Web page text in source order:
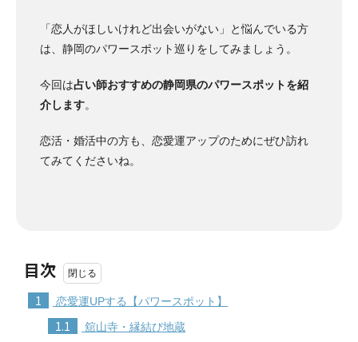
「恋人がほしいけれど出会いがない」と悩んでいる方
は、静岡のパワースポット巡りをしてみましょう。
今回は占い師おすすめの静岡県のパワースポットを紹
介します。
恋活・婚活中の方も、恋愛運アップのためにぜひ訪れ
てみてくださいね。
目次
1 恋愛運UPする【パワースポット】
1.1 舘山寺・縁結び地蔵